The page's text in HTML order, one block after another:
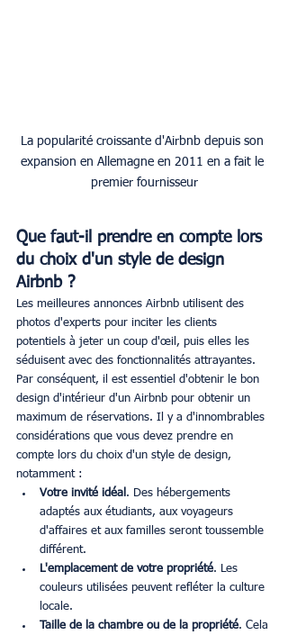
La popularité croissante d'Airbnb depuis son
expansion en Allemagne en 2011 en a fait le
premier fournisseur
Que faut-il prendre en compte lors
du choix d'un style de design
Airbnb ?
Les meilleures annonces Airbnb utilisent des
photos d'experts pour inciter les clients
potentiels à jeter un coup d'œil, puis elles les
séduisent avec des fonctionnalités attrayantes.
Par conséquent, il est essentiel d'obtenir le bon
design d'intérieur d'un Airbnb pour obtenir un
maximum de réservations. Il y a d'innombrables
considérations que vous devez prendre en
compte lors du choix d'un style de design,
notamment :
Votre invité idéal . Des hébergements
adaptés aux étudiants, aux voyageurs
d'affaires et aux familles seront toussemble
différent.
L'emplacement de votre propriété. Les
couleurs utilisées peuvent refléter la culture
locale.
Taille de la chambre ou de la propriété. Cela